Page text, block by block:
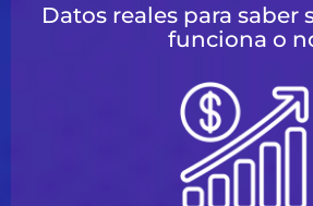
Datos reales para saber
funciona o